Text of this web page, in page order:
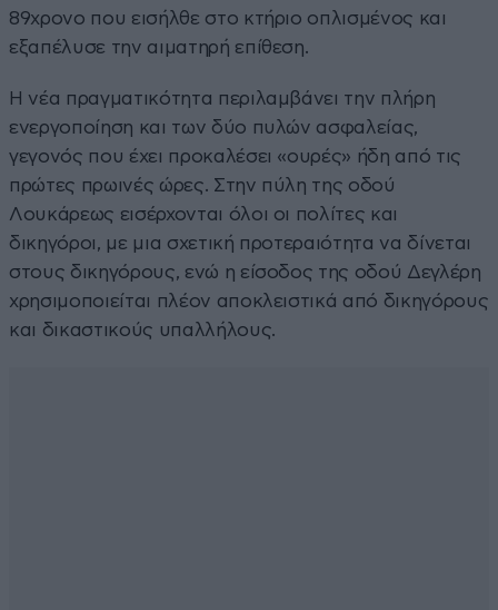
89χρονο που εισήλθε στο κτήριο οπλισμένος και
εξαπέλυσε την αιματηρή επίθεση.
Η νέα πραγματικότητα περιλαμβάνει την πλήρη
ενεργοποίηση και των δύο πυλών ασφαλείας,
γεγονός που έχει προκαλέσει «ουρές» ήδη από τις
πρώτες πρωινές ώρες. Στην πύλη της οδού
Λουκάρεως εισέρχονται όλοι οι πολίτες και
δικηγόροι, με μια σχετική προτεραιότητα να δίνεται
στους δικηγόρους, ενώ η είσοδος της οδού Δεγλέρη
χρησιμοποιείται πλέον αποκλειστικά από δικηγόρους
και δικαστικούς υπαλλήλους.